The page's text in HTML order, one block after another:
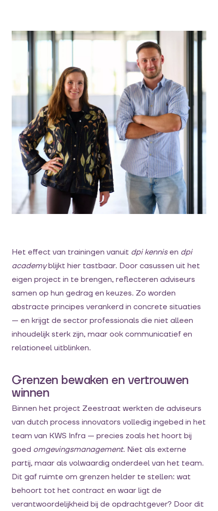
Het effect van trainingen vanuit dpi kennisen dpi
academyblijkt hier tastbaar. Door casussen uit het
eigen project in te brengen, reflecteren adviseurs
samen op hun gedrag en keuzes. Zo worden
abstracte principes verankerd in concrete situaties
— en krijgt de sector professionals die niet alleen
inhoudelijk sterk zijn, maar ook communicatief en
relationeel uitblinken.
Grenzen bewaken en vertrouwen
winnen
Binnen het project Zeestraat werkten de adviseurs
van dutch process innovators volledig ingebed in het
team van KWS Infra — precies zoals het hoort bij
goed omgevingsmanagement. Niet als externe
partij, maar als volwaardig onderdeel van het team.
Dit gaf ruimte om grenzen helder te stellen: wat
behoort tot het contract en waar ligt de
verantwoordelijkheid bij de opdrachtgever? Door dit